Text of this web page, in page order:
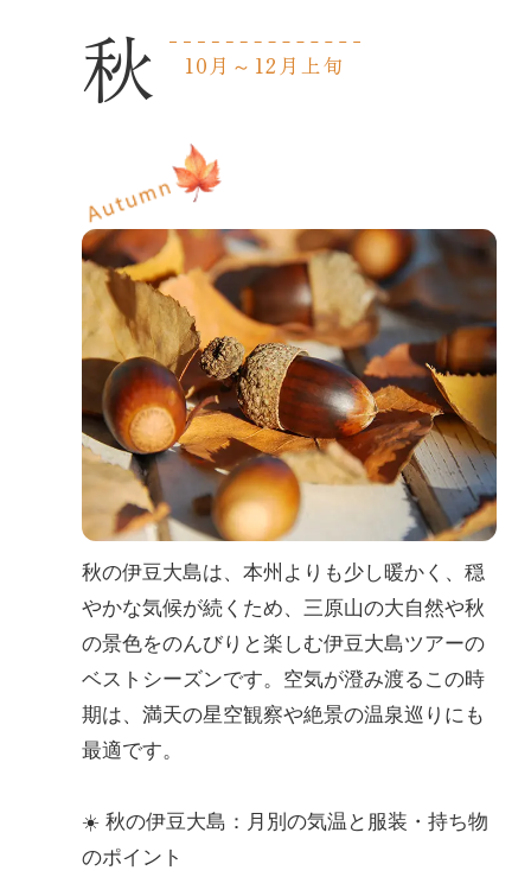
秋 10月～ 12 月上旬
秋の伊豆大島は、本州よりも少し暖かく、穏
やかな気候が続くため、三原山の大自然や秋
の景色をのんびりと楽しむ伊豆大島ツアーの
ベストシーズンです。空気が澄み渡るこの時
期は、満天の星空観察や絶景の温泉巡りにも
最適です。
☀️ 秋の伊豆大島：月別の気温と服装・持ち物
のポイント